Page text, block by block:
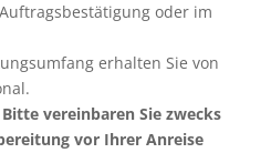
oder im
erhalten Sie von
Bitte vereinbaren Sie zwecks
vor Ihrer Anreise